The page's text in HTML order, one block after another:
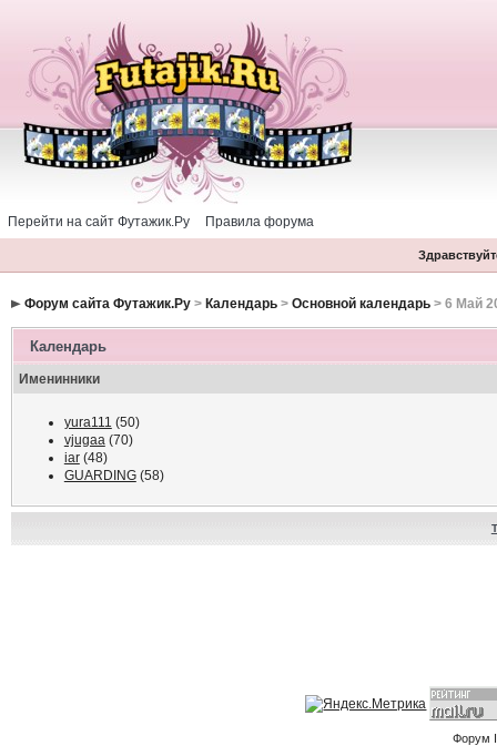
Перейти на сайт Футажик.Ру Правила форума
Форум сайта Футажик.Ру> Календарь> Основной календарь> 6 Май
Календарь
Именинники
yura111 (50)
vjugaa(70)
iar(48)
GUARDING(58)
Форум